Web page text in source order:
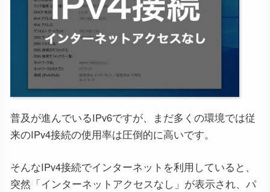
普及が進んでいるIPv6ですが、まだ多くの環境では従
来のIPv4接続の使用率は圧倒的に高いです。
そんなIPv4接続でインターネットを利用していると、
突然「インターネットアクセスなし」が表示され、パ